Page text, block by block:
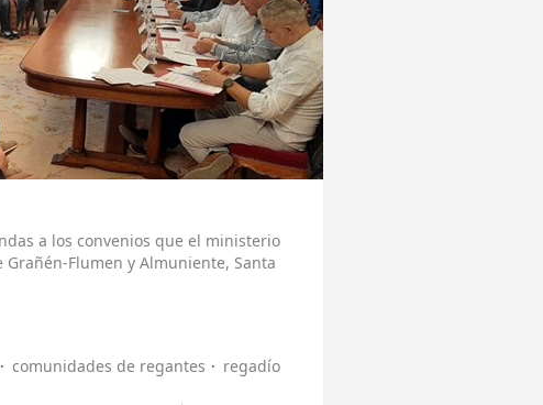
a los convenios que el ministerio
Flumen y Almuniente, Santa
comunidades de regantes regadío